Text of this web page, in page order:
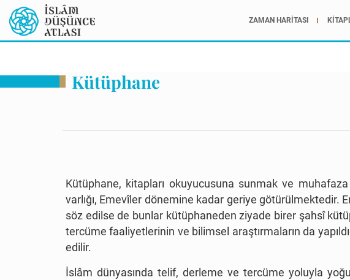
ZAMAN HARİTASI
Kütüphane
Kütüphane, kitapları okuyucusuna sunmak ve
varlığı, Emevîler dönemine kadar geriye
söz edilse de bunlar kütüphaneden ziyade birer şahsî
tercüme faaliyetlerinin ve bilimsel araştırmaların da
edilir.
İslâm dünyasında telif, derleme ve tercüme yoluyla